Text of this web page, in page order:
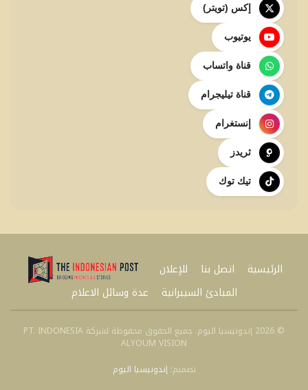
إكس (تويتر)
يوتيوب
قناة واتساب
قناة تيليجرام
إنستغرام
ثريدز
تيك توك
الرئيسية اتصل بنا
للإعلان
المبادئ السيبرانية
عدة وسائل الاعلام
© 2026 إندونيسيا اليوم. جميع الحقوق محفوظة لشركة PT. INDONESIA
ALYOUM VISION
تصميم:إندونيسيا اليوم